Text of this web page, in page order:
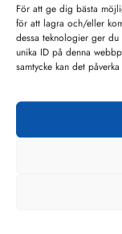
För att ge dig bästa
för att lagra och/eller
dessa teknologier ger
unika ID på denna
samtycke kan det
vanliga färgskalor
Lackade glas kan
mekaniska
godkänd
Minsta debitering
Om något mått
finner tillägget